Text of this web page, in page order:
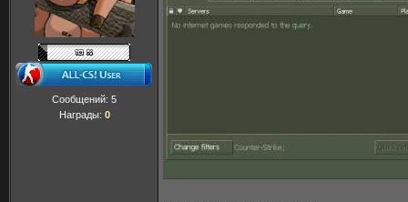
Сообщений: 5
Награды: 0